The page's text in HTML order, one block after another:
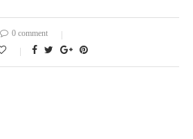
0 comment